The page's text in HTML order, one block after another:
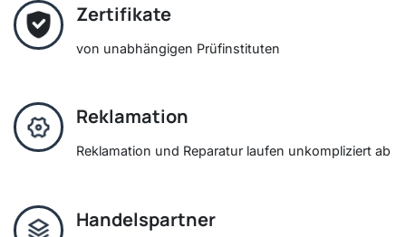
Zertifikate
von unabhängigen Prüfinstituten
Reklamation
Reklamation und Reparatur laufen unkompliziert ab
Handelspartner